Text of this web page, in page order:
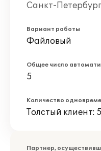
Санкт-
Вариант работы
Файловый
Общее число
5
Количество
Толстый клиент: 5
Партнер,